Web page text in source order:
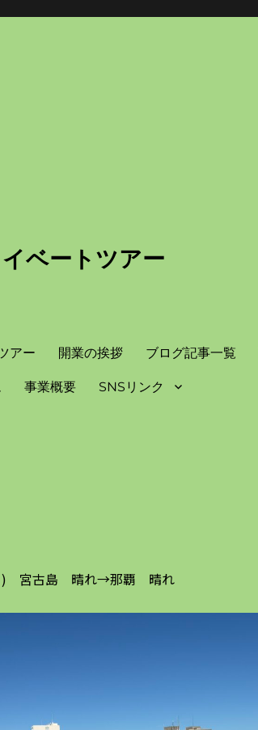
ベートツアー
アー 開業の挨拶 ブログ記事一覧
事業概要 SNSリンク
) 宮古島 晴れ→那覇 晴れ